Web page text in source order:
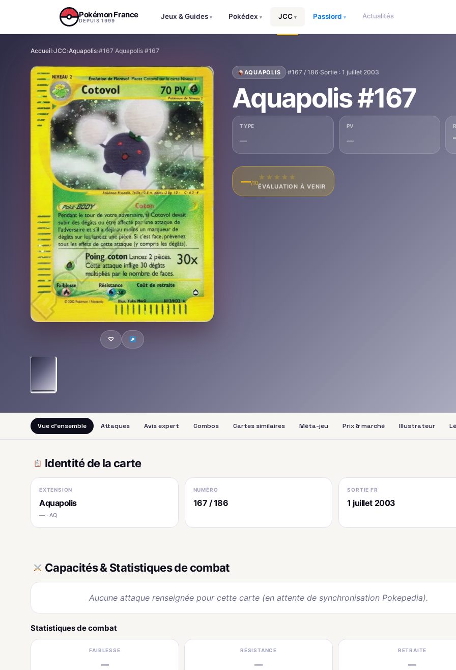
Pokémon France
DEPUIS 1999
Jeux & Guides ▾ Pokédex ▾ JCC ▾ Passlord ▾ Actualités
Accueil›JCC›Aquapolis›#167 Aquapolis #167
♡
AQUAPOLIS ·#167 / 186·Sortie : 1 juillet 2003
Aquapolis #167
TYPE
—
PV
—
—/10
★ ★ ★ ★ ★
ÉVALUATION À VENIR
Vue d'ensemble Attaques Avis expert Combos Cartes similaires Méta-jeu Prix & marché Illustrateur
Identité de la carte
EXTENSION
Aquapolis
— · AQ
NUMÉRO
167 / 186
SORTIE FR
1 juillet 2003
Capacités & Statistiques de combat
Aucune attaque renseignée pour cette carte (en attente de synchronisation Pokepedia).
Statistiques de combat
FAIBLESSE
—
RÉSISTANCE
—
RETRAITE
—